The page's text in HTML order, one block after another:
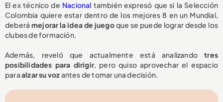
El ex técnico de Nacional también expresó que si la Selección
Colombia quiere estar dentro de los mejores 8 en un Mundial,
deberá mejorar la idea de juegoque se puede lograr desde los
clubes de formación.
Además, reveló que actualmente está analizandotres
posibilidades para dirigir, pero quiso aprovechar el espacio
paraalzar su vozantes de tomar una decisión.